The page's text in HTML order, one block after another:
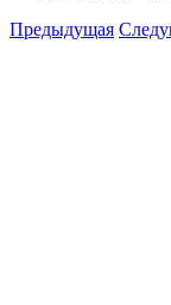
Предыдущая